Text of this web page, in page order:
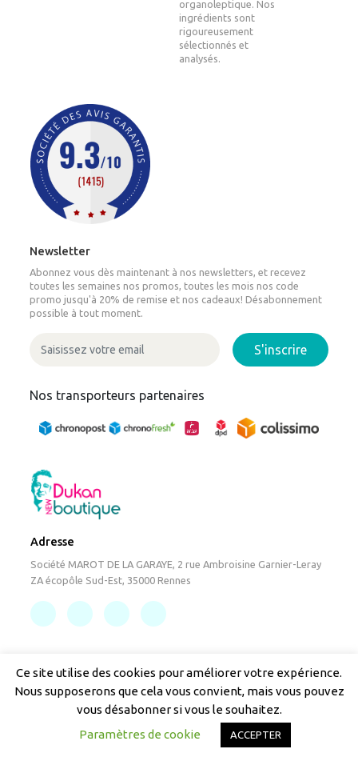
organoleptique. Nos
ingrédients sont
rigoureusement
sélectionnés et
analysés.
Newsletter
Abonnez vous dès maintenant à nos newsletters, et recevez
toutes les semaines nos promos, toutes les mois nos code
promo jusqu'à 20% de remise et nos cadeaux! Désabonnement
possible à tout moment.
S'inscrire
Nos transporteurs partenaires
Adresse
Société MAROT DE LA GARAYE, 2 rue Ambroisine Garnier-Leray
ZA écopôle Sud-Est, 35000 Rennes
Produits
Catégories
Nouveaux produits
Meilleures ventes
Promotions
Ce site utilise des cookies pour améliorer votre expérience.
Nous supposerons que cela vous convient, mais vous pouvez
vous désabonner si vous le souhaitez.
Paramètres de cookie
ACCEPTER